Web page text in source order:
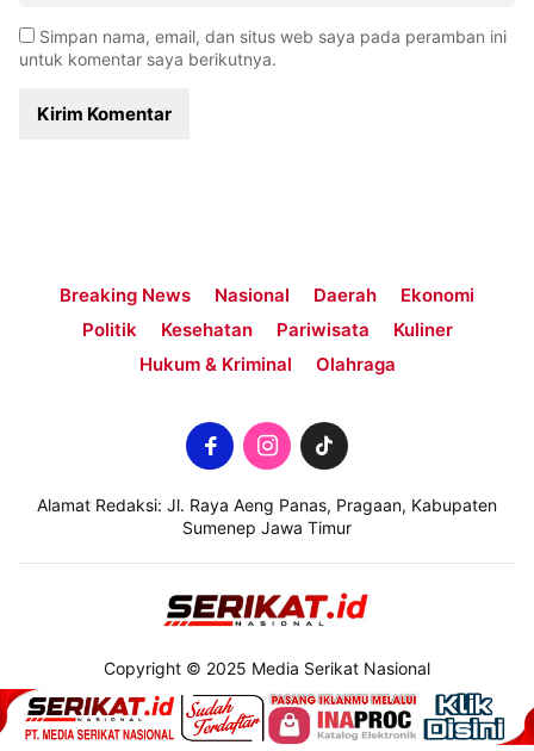
Simpan nama, email, dan situs web saya pada peramban ini
untuk komentar saya berikutnya.
Breaking News Nasional Daerah
Ekonomi
Politik
Kesehatan Pariwisata
Kuliner
Hukum & Kriminal
Olahraga
Alamat Redaksi: Jl. Raya Aeng Panas, Pragaan, Kabupaten
Sumenep Jawa Timur
Copyright © 2025 Media Serikat Nasional